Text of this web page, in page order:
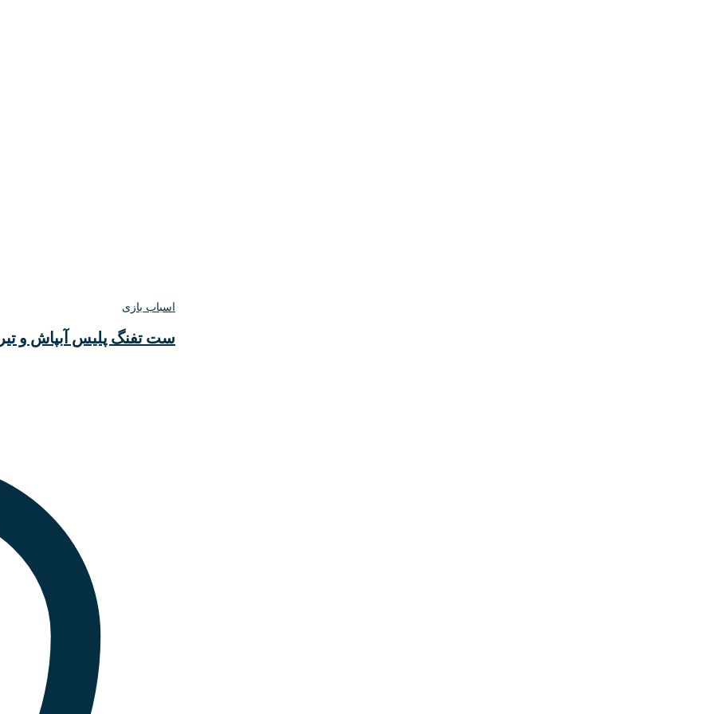
اسباب بازی
ست تفنگ پلیس آبپاش و تیر